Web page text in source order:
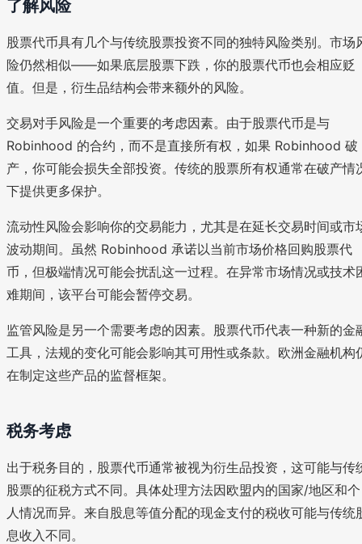
了解风险
股票代币具有几个与传统股票投资不同的独特风险类别。市场
险仍然相似——如果底层股票下跌，你的股票代币也会相应贬
值。但是，衍生品结构会带来额外的风险。
交易对手风险是一个重要的考虑因素。由于股票代币是与
Robinhood 的合约，而不是直接所有权，如果 Robinhood 破
产，你可能会损失全部投资。传统的股票所有权通常在破产情
下提供更多保护。
流动性风险会影响你的交易能力，尤其是在延长交易时间或市
波动期间。虽然 Robinhood 承诺以当前市场价格回购股票代
币，但极端情况可能会扰乱这一过程。在异常市场情况或技术
难期间，该平台可能会暂停交易。
监管风险是另一个需要考虑的因素。股票代币代表一种新的金
工具，法规的变化可能会影响其可用性或条款。欧洲金融机构
在制定这些产品的监督框架。
税务考虑
出于税务目的，股票代币通常被视为衍生品投资，这可能与传
股票的征税方式不同。具体处理方法因欧盟内的国家/地区和个
人情况而异。来自股息等值分配的现金支付的税收可能与传统
息收入不同。